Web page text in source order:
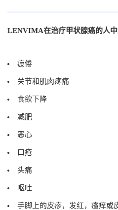
LENVIMA在治疗甲状腺癌的人中
疲倦
关节和肌肉疼痛
食欲下降
减肥
恶心
口疮
头痛
呕吐
手脚上的皮疹，发红，瘙痒或